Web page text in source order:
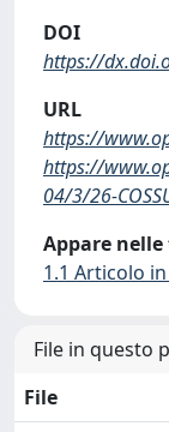
DOI
https://
URL
https://
https://
04/3/26-
Appare
1.1 Articolo
File in questo
File